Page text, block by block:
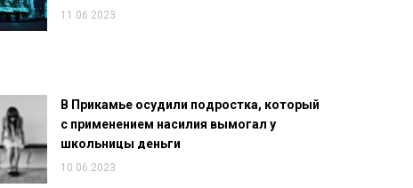
11.06.2023
В Прикамье осудили подростка, который
с применением насилия вымогал у
школьницы деньги
10.06.2023